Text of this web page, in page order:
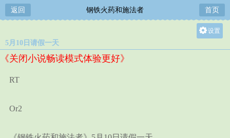
返回 钢铁火药和施法者 首页
设置
5月10日请假一天
《关闭小说畅读模式体验更好》
RT
Or2